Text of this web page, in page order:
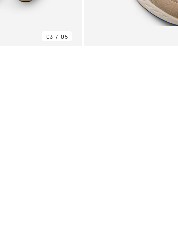
03 05